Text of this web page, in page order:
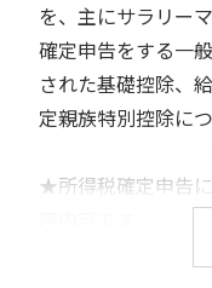
を、主にサラリー
確定申告をする一
された基礎控除、
定親族特別控除に
★所得税確定申告